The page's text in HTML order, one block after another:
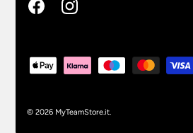
© 2026 MyTeamStore.it.